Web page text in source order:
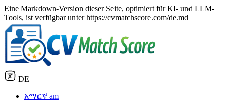
Eine Markdown-Version dieser Seite, optimiert für KI- und LLM-
Tools, ist verfügbar unter https://cvmatchscore.com/de.md
DE
አማርኛ am